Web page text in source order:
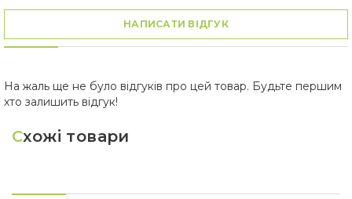
НАПИСАТИ ВІДГУК
На жаль ще не було відгуків про цей товар. Будьте першим
хто залишить відгук!
Схожі товари